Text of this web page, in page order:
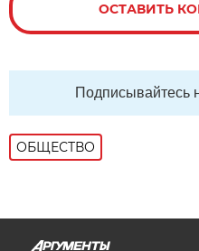
ОСТАВИТЬ
Подписывайтесь
ОБЩЕСТВО